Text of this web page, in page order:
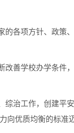
各项方针、政策
善学校办学条件
治工作，创建平
优质均衡的标准